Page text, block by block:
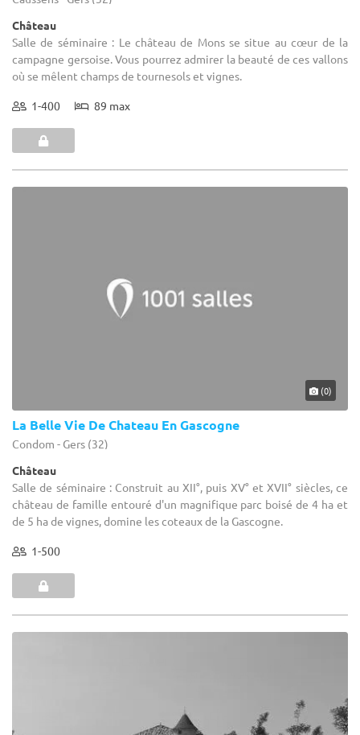
Château
Salle de séminaire : Le château de Mons se situe au cœur de la
campagne gersoise. Vous pourrez admirer la beauté de ces vallons
où se mêlent champs de tournesols et vignes.
1-400 89 max
(0)
La Belle Vie De Chateau En Gascogne
Condom - Gers (32)
Château
Salle de séminaire : Construit au XII°, puis XV° et XVII° siècles, ce
château de famille entouré d'un magnifique parc boisé de 4 ha et
de 5 ha de vignes, domine les coteaux de la Gascogne.
1-500